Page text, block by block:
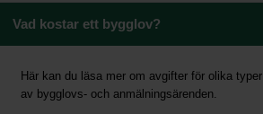
Vad kostar ett bygglov?
Här kan du läsa mer om avgifter för olika typer
av bygglovs- och anmälningsärenden.